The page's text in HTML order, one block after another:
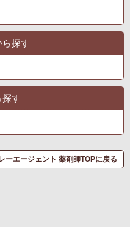
探す
探す
ーエージェント 薬剤師TOPに戻る